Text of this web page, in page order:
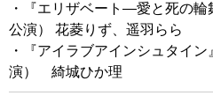
・『エリザベート―愛と死の
公演） 花菱りず、遥羽らら
・『アイラブアインシュタイ
演） 綺城ひか理